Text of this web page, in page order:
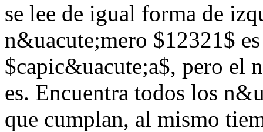
se lee de igual forma de
n&uacute;mero $12321$
$capic&uacute;a$, pero el
es. Encuentra todos los
que cumplan, al mismo